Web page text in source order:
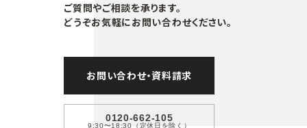
ご質問やご相談を承ります。
どうぞお気軽にお問い合わせください。
お問い合わせ・資料請求
0120-662-105
9:30〜18:30（定休日を除く）